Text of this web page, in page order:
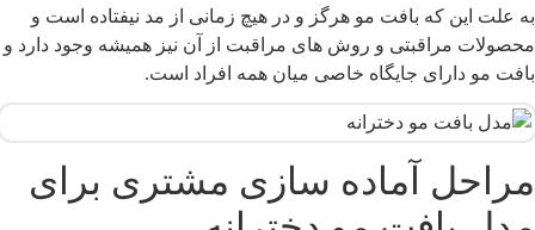
علت این که بافت مو هرگز و در هیچ زمانی از مد نیفتاده است و
مراقبتی و روش های مراقبت از آن نیز همیشه وجود دارد و
مو دارای جایگاه خاصی میان همه افراد است.
آماده سازی مشتری برای